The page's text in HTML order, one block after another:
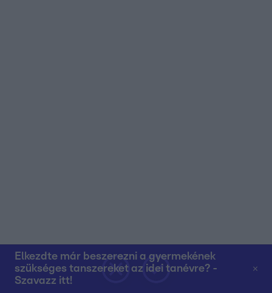
Elkezdte már beszerezni a gyermekének
szükséges tanszereket az idei tanévre? -
Szavazz itt!